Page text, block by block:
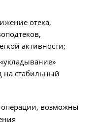
отека,
активности;
на стабильный
операции, возможны